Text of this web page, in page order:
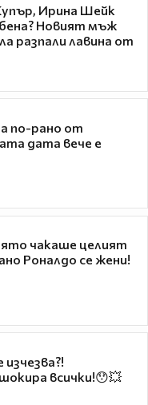
Ирина Шейк
Новият мъж
разпали лавина от
по-рано от
дата вече е
чакаше целият
Роналдо се жени!
изчезва?!
всички!😯💥